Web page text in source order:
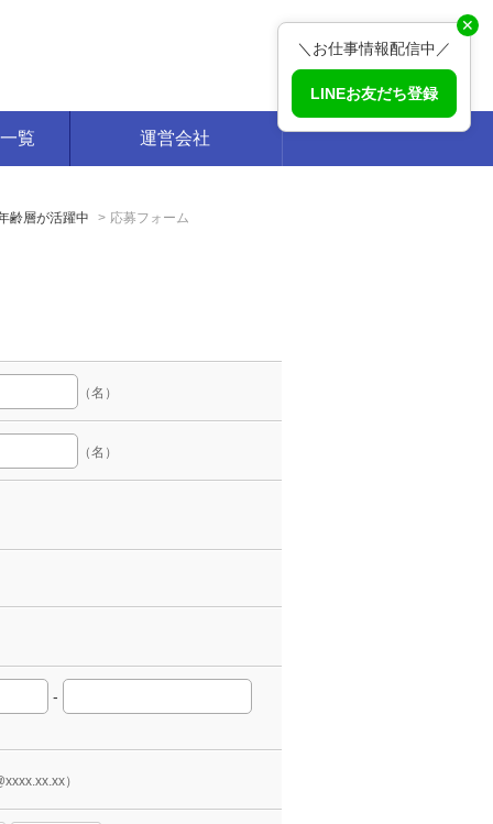
覧 運営会社
齢層が活躍中 応募フォーム
（名）
（名）
-
）
✕
＼お仕事情報配信中／
LINEお友だち登録